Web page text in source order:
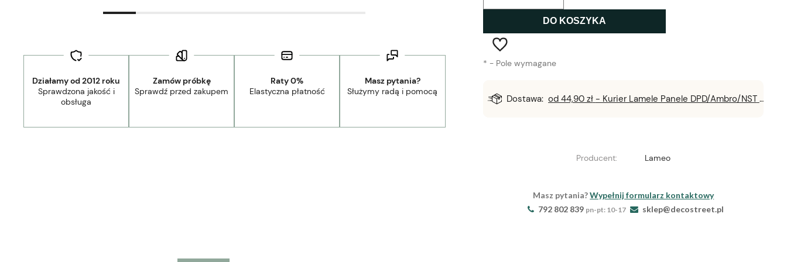
Działamy od 2012 roku
Sprawdzona jakość i
obsługa
Zamów próbkę
Sprawdź przed zakupem
Raty 0%
Elastyczna płatność
Masz pytania?
Służymy radą i pomocą
DO KOSZYKA
* - Pole wymagane
- Kurier Lamele Panele DPD/Ambro/NST 1-3 dni robocze Dostawa: od 44,90 zł - Kurier Lamele Panele DPD/Ambro/NST
Producent: Lameo
Masz pytania?Wypełnij formularz kontaktowy
792 802 839 pn-pt: 10-17 sklep@decostreet.pl